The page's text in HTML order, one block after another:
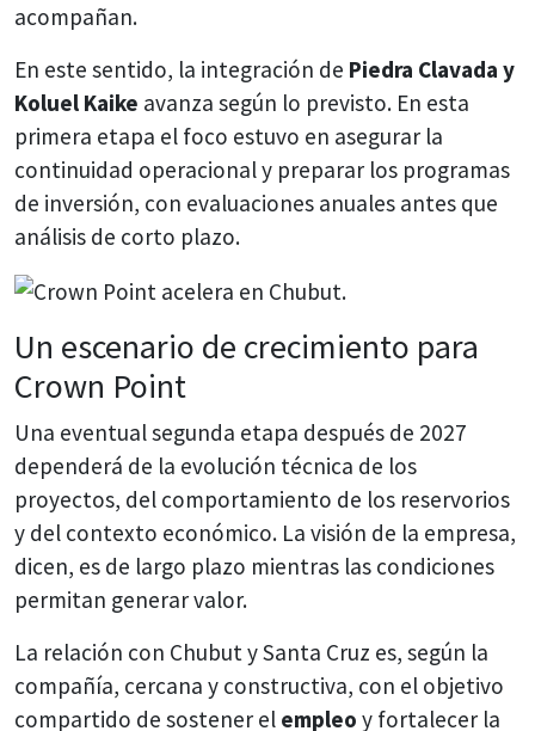
acompañan.
En este sentido, la integración de Piedra Clavada y
Koluel Kaike avanza según lo previsto. En esta
primera etapa el foco estuvo en asegurar la
continuidad operacional y preparar los programas
de inversión, con evaluaciones anuales antes que
análisis de corto plazo.
Un escenario de crecimiento para
Crown Point
Una eventual segunda etapa después de 2027
dependerá de la evolución técnica de los
proyectos, del comportamiento de los reservorios
y del contexto económico. La visión de la empresa,
dicen, es de largo plazo mientras las condiciones
permitan generar valor.
La relación con Chubut y Santa Cruz es, según la
compañía, cercana y constructiva, con el objetivo
compartido de sostener el empleo y fortalecer la